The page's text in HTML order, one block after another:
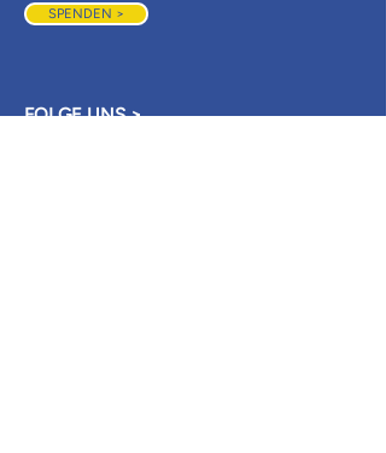
SPENDEN >
FOLGE UNS >